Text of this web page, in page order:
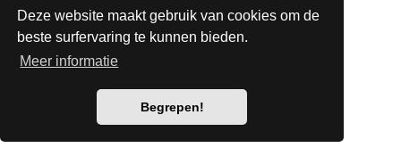
Deze website maakt gebruik van cookies om de
beste surfervaring te kunnen bieden.
Meer informatie
Begrepen!